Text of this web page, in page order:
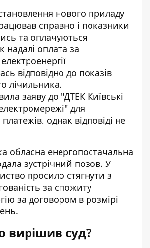
нового приладу
справно і показники
та оплачуються
надалі оплата за
відповідно до показів
лічильника.
заяву до "ДТЕК Київські
для
однак відповіді не
обласна енергопостачальна
зустрічний позов. У
просило стягнути з
за спожиту
за договором в розмірі
вирішив суд?